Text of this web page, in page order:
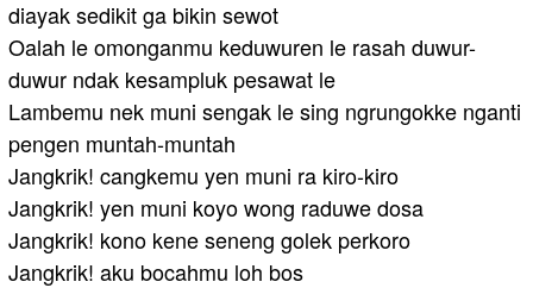
diayak sedikit ga bikin sewot
Oalah le omonganmu keduwuren le rasah duwur-
duwur ndak kesampluk pesawat le
Lambemu nek muni sengak le sing ngrungokke nganti
pengen muntah-muntah
Jangkrik! cangkemu yen muni ra kiro-kiro
Jangkrik! yen muni koyo wong raduwe dosa
Jangkrik! kono kene seneng golek perkoro
Jangkrik! aku bocahmu loh bos